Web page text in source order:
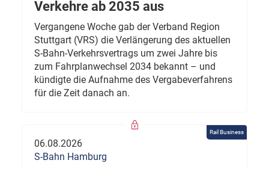
Verkehre ab 2035 aus
Vergangene Woche gab der Verband Region
Stuttgart (VRS) die Verlängerung des aktuellen
S-Bahn-Verkehrsvertrags um zwei Jahre bis
zum Fahrplanwechsel 2034 bekannt – und
kündigte die Aufnahme des Vergabeverfahrens
für die Zeit danach an.
Rail Business
06.08.2026
S-Bahn Hamburg